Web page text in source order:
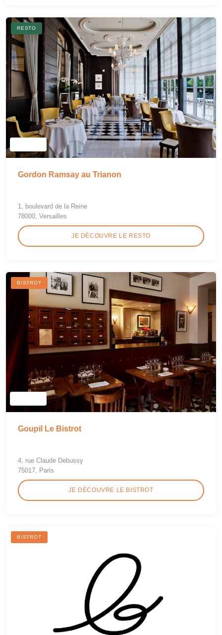
RESTO
Gordon Ramsay au Trianon
1, boulevard de la Reine
78000, Versailles
JE DÉCOUVRE LE RESTO
BISTROT
Goupil Le Bistrot
4, rue Claude Debussy
75017, Paris
JE DÉCOUVRE LE BISTROT
BISTROT